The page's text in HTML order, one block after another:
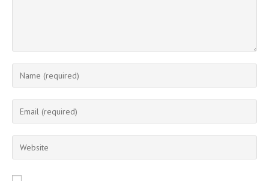
Enter
your
name
comment
Enter
your
email
address
Enter
your